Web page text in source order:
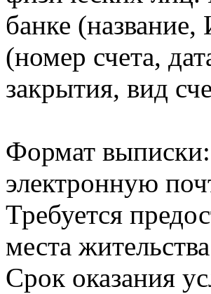
банке
(номер счета,
закрытия, вид
Формат
электронную
Требуется
места
Срок оказания